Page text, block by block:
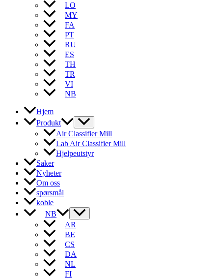
LO
MY
FA
PT
RU
ES
TH
TR
VI
NB
Hjem
Produkt
Air Classifier Mill
Lab Air Classifier Mill
Hjelpeutstyr
Saker
Nyheter
Om oss
spørsmål
koble
NB
AR
BE
CS
DA
NL
FI